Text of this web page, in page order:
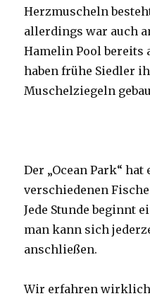
Herzmuscheln
allerdings war auch
Hamelin Pool bereits
haben frühe Siedler
Muschelziegeln
Der „Ocean Park“
verschiedenen
Jede Stunde beginnt
man kann sich
anschließen.
Wir erfahren